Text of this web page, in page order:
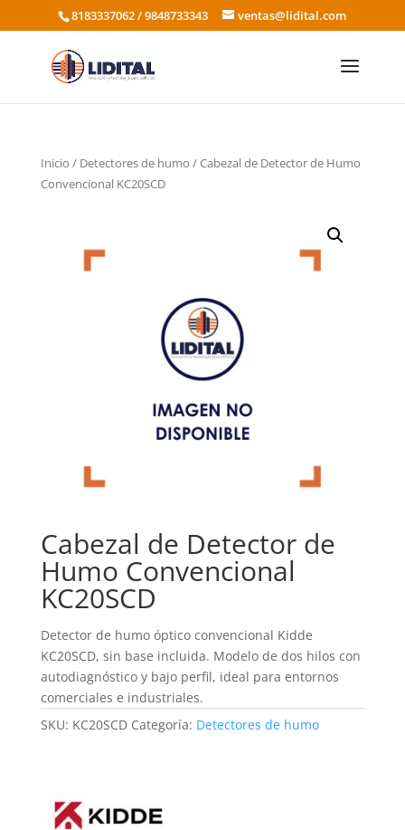
8183337062 / 9848733343 ventas@lidital.com
Inicio / Detectores de humo / Cabezal de Detector de Humo
Convencional KC20SCD
Cabezal de Detector de
Humo Convencional
KC20SCD
Detector de humo óptico convencional Kidde
KC20SCD, sin base incluida. Modelo de dos hilos con
autodiagnóstico y bajo perfil, ideal para entornos
comerciales e industriales.
SKU: KC20SCD Categoría: Detectores de humo